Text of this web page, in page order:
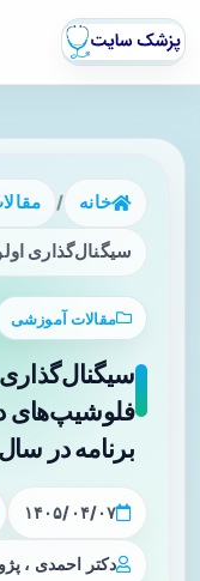
خانه /
سیگنال‌گذاری
مقالات آموزشی
فلوشیپ‌های
برنامه در
۱۴۰۵/۰۴/۰۷
دکتر احمدی ،